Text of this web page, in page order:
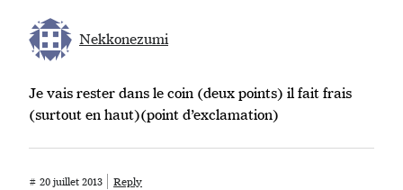
Nekkonezumi
Je vais rester dans le coin (deux points) il fait frais
(surtout en haut)(point d’exclamation)
# 20 juillet 2013 Reply